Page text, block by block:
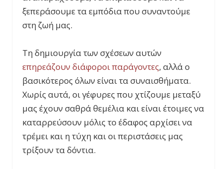
ξεπεράσουμε τα εμπόδια που συναντούμε
στη ζωή μας.
Τη δημιουργία των σχέσεων αυτών
επηρεάζουν διάφοροι παράγοντες, αλλά ο
βασικότερος όλων είναι τα συναισθήματα.
Χωρίς αυτά, οι γέφυρες που χτίζουμε μεταξύ
μας έχουν σαθρά θεμέλια και είναι έτοιμες να
καταρρεύσουν μόλις το έδαφος αρχίσει να
τρέμει και η τύχη και οι περιστάσεις μας
τρίξουν τα δόντια.